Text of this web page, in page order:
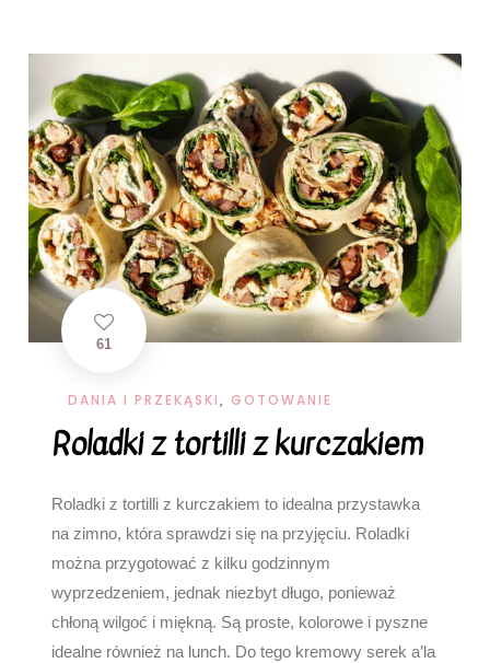
61
DANIA I PRZEKĄSKI, GOTOWANIE
Roladki z tortilli z kurczakiem
Roladki z tortilli z kurczakiem to idealna przystawka
na zimno, która sprawdzi się na przyjęciu. Roladki
można przygotować z kilku godzinnym
wyprzedzeniem, jednak niezbyt długo, ponieważ
chłoną wilgoć i miękną. Są proste, kolorowe i pyszne
idealne również na lunch. Do tego kremowy serek a’la